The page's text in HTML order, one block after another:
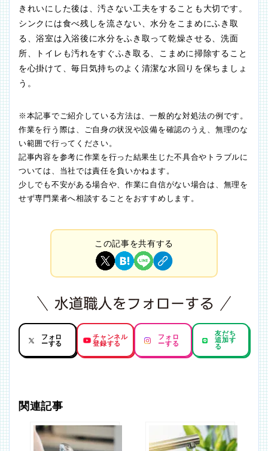
きれいにした後は、汚さない工夫をすることも大切です。
シンクには食べ残しを流さない、水分をこまめにふき取
る、浴室は入浴後に水分をふき取って乾燥させる、洗面
所、トイレも汚れをすぐふき取る、こまめに掃除すること
を心掛けて、毎日気持ちのよく清潔な水回りを保ちましょ
う。
※本記事でご紹介している方法は、一般的な対処法の例です。
作業を行う際は、ご自身の状況や設備を確認のうえ、無理のな
い範囲で行ってください。
記事内容を参考に作業を行った結果生じた不具合やトラブルに
ついては、当社では責任を負いかねます。
少しでも不安がある場合や、作業に自信がない場合は、無理を
せず専門業者へ相談することをおすすめします。
この記事を共有する
フォロ
ーする
チャンネル
登録する
フォロ
ーする
友だち
追加す
る
関連記事